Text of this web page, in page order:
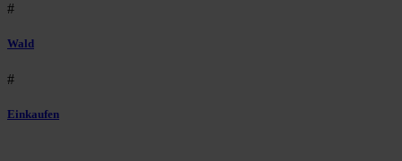
#
Wald
#
Einkaufen